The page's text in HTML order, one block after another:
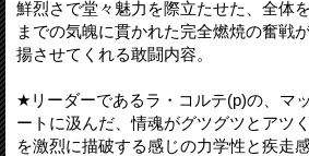
鮮烈さで堂々魅力を際立たせた、全体
までの気魄に貫かれた完全燃焼の奮戦
揚させてくれる敢闘内容。
★リーダーであるラ・コルテ(p)の、マ
ートに汲んだ、情魂がグツグツとアツ
を激烈に描破する感じの力学性と疾走